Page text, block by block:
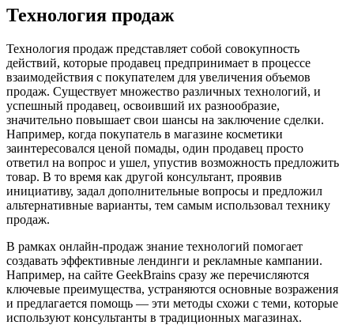
Технология продаж
Технология продаж представляет собой совокупность
действий, которые продавец предпринимает в процессе
взаимодействия с покупателем для увеличения объемов
продаж. Существует множество различных технологий, и
успешный продавец, освоивший их разнообразие,
значительно повышает свои шансы на заключение сделки.
Например, когда покупатель в магазине косметики
заинтересовался ценой помады, один продавец просто
ответил на вопрос и ушел, упустив возможность предложить
товар. В то время как другой консультант, проявив
инициативу, задал дополнительные вопросы и предложил
альтернативные варианты, тем самым использовал технику
продаж.
В рамках онлайн-продаж знание технологий помогает
создавать эффективные лендинги и рекламные кампании.
Например, на сайте GeekBrains сразу же перечисляются
ключевые преимущества, устраняются основные возражения
и предлагается помощь — эти методы схожи с теми, которые
используют консультанты в традиционных магазинах.